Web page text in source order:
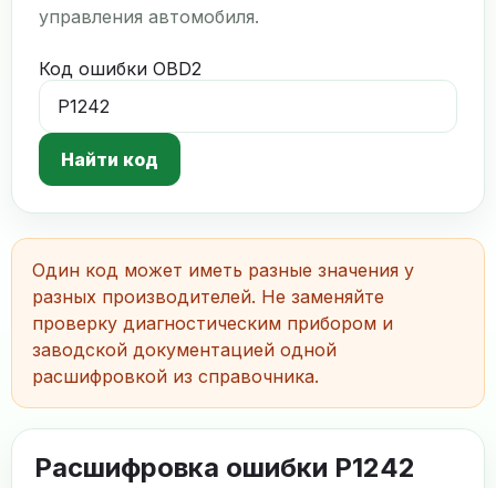
управления автомобиля.
Код ошибки OBD2
Найти код
Один код может иметь разные значения у
разных производителей. Не заменяйте
проверку диагностическим прибором и
заводской документацией одной
расшифровкой из справочника.
Расшифровка ошибки P1242